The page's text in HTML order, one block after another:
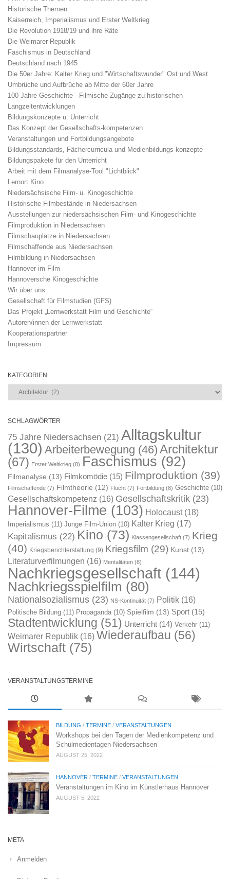
Historische Themen
Kaiserreich, Imperialismus und Erster Weltkrieg
Die Revolution 1918/19 und ihre Räte
Die Weimarer Republik
Faschismus in Deutschland
Deutschland nach 1945
Die 50er Jahre: Kalter Krieg und "Wirtschaftswunder" Ost und West
Umbrüche und Aufbrüche ab Mitte der 60er Jahre
100 Jahre Geschichte - Filmische Zugänge zu historischen
Langzeitentwicklungen
Bildungskonzepte u. Unterricht
Das Konzept der Gesellschafts-kompetenzen
Veranstaltungen und Fortbildungsangebote
Bildungsstandards, Fächercurricula und Medienbildungs-konzepte
Bildungspakete für den Unterricht
Arbeit mit dem Filmanalyse-Tool "Lichtblick"
Lernort Kino
Niedersächsische Film- u. Kinogeschichte
Historische Filmbestände in Niedersachsen
Ausstellungen zur niedersächsischen Film- und Kinogeschichte
Filmproduktion in Niedersachsen
Filmschauplätze in Niedersachsen
Filmschaffende aus Niedersachsen
Filmbildung in Niedersachsen
Hannover im Film
Hannoversche Kinogeschichte
Wir über uns
Gesellschaft für Filmstudien (GFS)
Das Projekt „Lernwerkstatt Film und Geschichte“
Autoren/innen der Lernwerkstatt
Kooperationspartner
Impressum
KATEGORIEN
Kategorien
SCHLAGWÖRTER
75 Jahre Niedersachsen (21) Alltagskultur
(130) Arbeiterbewegung (46) Architektur
(67) Erster Weltkrieg (8) Faschismus (92)
Filmanalyse (13) Filmkomödie (15) Filmproduktion (39)
Filmschaffende (7) Filmtheorie (12) Flucht (7) Fortbildung (8) Geschichte (10)
Gesellschaftskompetenz (16) Gesellschaftskritik (23)
Hannover-Filme (103) Holocaust(18)
Imperialismus (11) Junge Film-Union (10) Kalter Krieg (17)
Kapitalismus (22) Kino (73) Klassengesellschaft (7) Krieg
(40) Kriegsberichterstattung (9) Kriegsfilm (29) Kunst (13)
Literaturverfilmungen (16) Mentalitäten (8)
Nachkriegsgesellschaft (144)
Nachkriegsspielfilm (80)
Nationalsozialismus (23) NS-Kontinuität (7) Politik (16)
Politische Bildung (11) Propaganda (10) Spielfilm (13) Sport (15)
Stadtentwicklung (51) Unterricht (14) Verkehr (11)
Weimarer Republik (16) Wiederaufbau (56)
Wirtschaft (75)
VERANSTALTUNGSTERMINE
BILDUNG / TERMINE / VERANSTALTUNGEN
Workshops bei den Tagen der Medienkompetenz und
Schulmedientagen Niedersachsen
AUGUST 25, 2022
HANNOVER / TERMINE / VERANSTALTUNGEN
Veranstaltungen im Kino im Künstlerhaus Hannover
AUGUST 5, 2022
META
Anmelden